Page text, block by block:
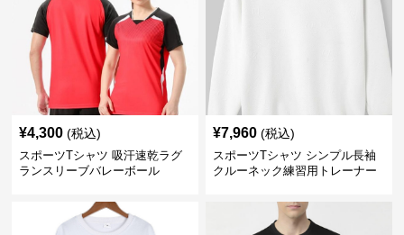
¥4,300 (税込)
スポーツTシャツ 吸汗速乾ラグ
ランスリーブバレーボール
¥7,960 (税込)
スポーツTシャツ シンプル長袖
クルーネック練習用トレーナー